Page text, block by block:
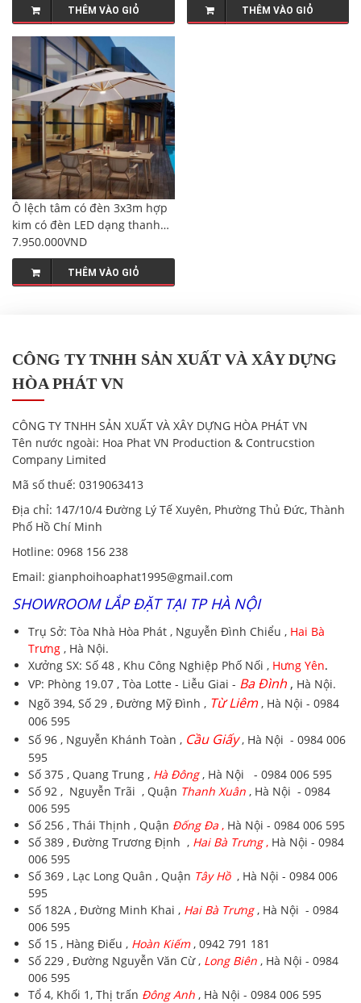
THÊM VÀO GIỎ THÊM VÀO GIỎ
Ô lệch tâm có đèn 3x3m hợp
kim có đèn LED dạng thanh
dài màu trắng kem đế nhựa
đổ nước
7.950.000VND
THÊM VÀO GIỎ
CÔNG TY TNHH SẢN XUẤT VÀ XÂY DỰNG
HÒA PHÁT VN
CÔNG TY TNHH SẢN XUẤT VÀ XÂY DỰNG HÒA PHÁT VN
Tên nước ngoài: Hoa Phat VN Production & Contrucstion
Company Limited
Mã số thuế: 0319063413
Địa chỉ: 147/10/4 Đường Lý Tế Xuyên, Phường Thủ Đức, Thành
Phố Hồ Chí Minh
Hotline: 0968 156 238
Email: gianphoihoaphat1995@gmail.com
SHOWROOM LẮP ĐẶT TẠI TP HÀ NỘI
Trụ Sở: Tòa Nhà Hòa Phát , Nguyễn Đình Chiểu , Hai Bà
Trưng , Hà Nội.
Xưởng SX: Số 48 , Khu Công Nghiệp Phố Nối , Hưng Yên.
VP: Phòng 19.07 , Tòa Lotte - Liễu Giai - Ba Đình , Hà Nội.
Ngõ 394, Số 29 , Đường Mỹ Đình , Từ Liêm, Hà Nội - 0984
006 595
Số 96 , Nguyễn Khánh Toàn , Cầu Giấy , Hà Nội - 0984 006
595
Số 375 , Quang Trung , Hà Đông, Hà Nội - 0984 006 595
Số 92 , Nguyễn Trãi , Quận Thanh Xuân , Hà Nội - 0984
006 595
Số 256 , Thái Thịnh , Quận Đống Đa , Hà Nội - 0984 006 595
Số 389 , Đường Trương Định , Hai Bà Trưng, Hà Nội - 0984
006 595
Số 369 , Lạc Long Quân , Quận Tây Hồ , Hà Nội - 0984 006
595
Số 182A , Đường Minh Khai , Hai Bà Trưng, Hà Nội - 0984
006 595
Số 15 , Hàng Điếu , Hoàn Kiếm , 0942 791 181
Số 229 , Đường Nguyễn Văn Cừ , Long Biên , Hà Nội - 0984
006 595
Tổ 4, Khối 1, Thị trấn Đông Anh , Hà Nội - 0984 006 595